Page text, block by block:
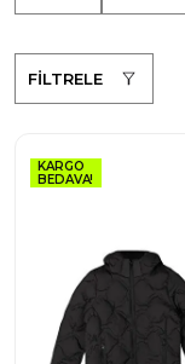
FİLTRELE
KARGO
BEDAVA!